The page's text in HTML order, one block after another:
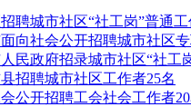
聘城市社区“社工岗”普通
向社会公开招聘城市社区
民政府招录城市社区“社工
招聘城市社区工作者25名
公开招聘工会社会工作者